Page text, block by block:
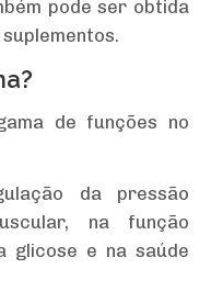
pode ser obtida
de funções no
da pressão
na função
glicose e na saúde